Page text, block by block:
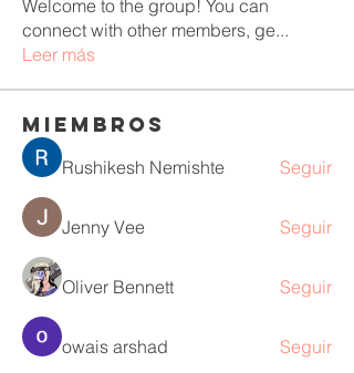
Welcome to the group! You can
connect with other members, ge...
Leer más
Miembros
Rushikesh Nemishte Seguir
Jenny Vee Seguir
Oliver Bennett Seguir
owais arshad Seguir